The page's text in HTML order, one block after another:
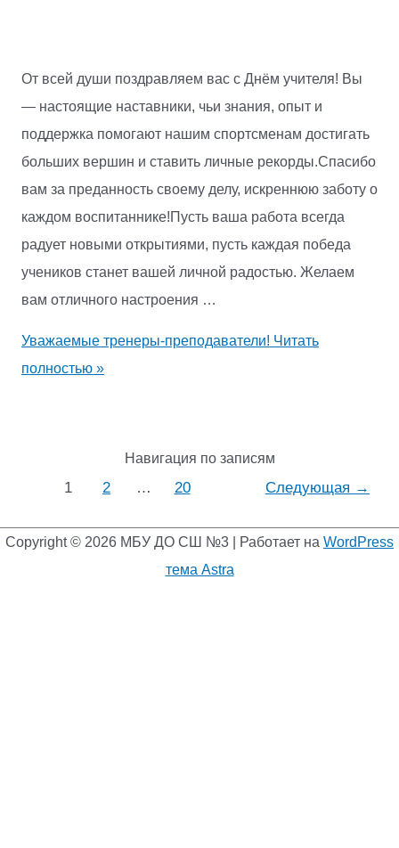
От всей души поздравляем вас с Днём учителя! Вы
— настоящие наставники, чьи знания, опыт и
поддержка помогают нашим спортсменам достигать
больших вершин и ставить личные рекорды.Спасибо
вам за преданность своему делу, искреннюю заботу о
каждом воспитаннике!Пусть ваша работа всегда
радует новыми открытиями, пусть каждая победа
учеников станет вашей личной радостью. Желаем
вам отличного настроения …
Уважаемые тренеры-преподаватели! Читать
полностью »
Навигация по записям
1 2 … 20 Следующая →
Copyright © 2026 МБУ ДО СШ №3 | Работает на WordPress
тема Astra